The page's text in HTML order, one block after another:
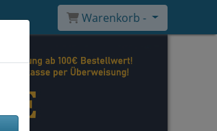
Warenkorb -